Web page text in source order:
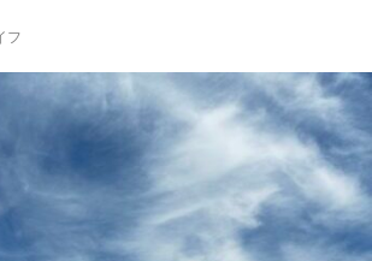
ム
ロ
グ
一
自
転
車
お
で
ひ
フ